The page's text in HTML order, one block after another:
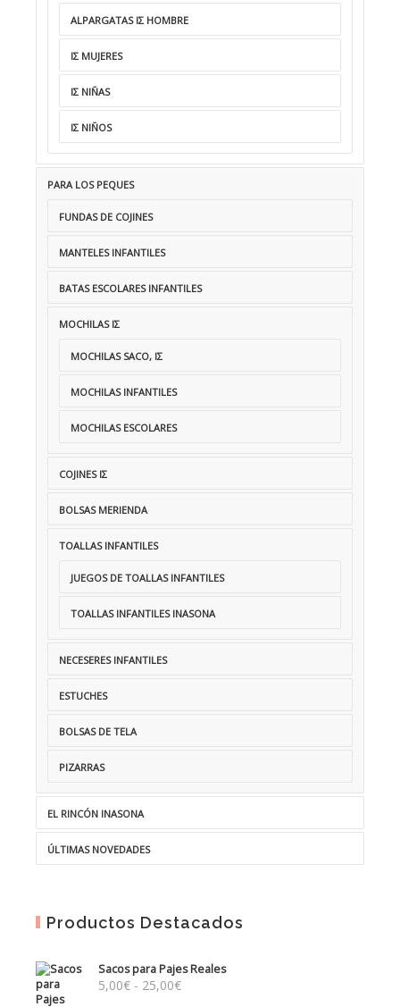
ALPARGATAS ΙΣ HOMBRE
ΙΣ MUJERES
ΙΣ NIÑAS
ΙΣ NIÑOS
PARA LOS PEQUES
FUNDAS DE COJINES
MANTELES INFANTILES
BATAS ESCOLARES INFANTILES
MOCHILAS ΙΣ
MOCHILAS SACO, ΙΣ
MOCHILAS INFANTILES
MOCHILAS ESCOLARES
COJINES IΣ
BOLSAS MERIENDA
TOALLAS INFANTILES
JUEGOS DE TOALLAS INFANTILES
TOALLAS INFANTILES INASONA
NECESERES INFANTILES
ESTUCHES
BOLSAS DE TELA
PIZARRAS
EL RINCÓN INASONA
ÚLTIMAS NOVEDADES
Productos Destacados
Sacos para Pajes Reales
5,00€ - 25,00€Rango